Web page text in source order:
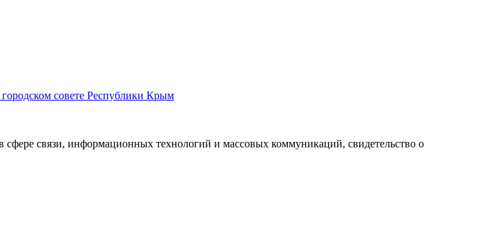
совете Республики Крым
связи, информационных технологий и массовых коммуникаций, свидетельство о